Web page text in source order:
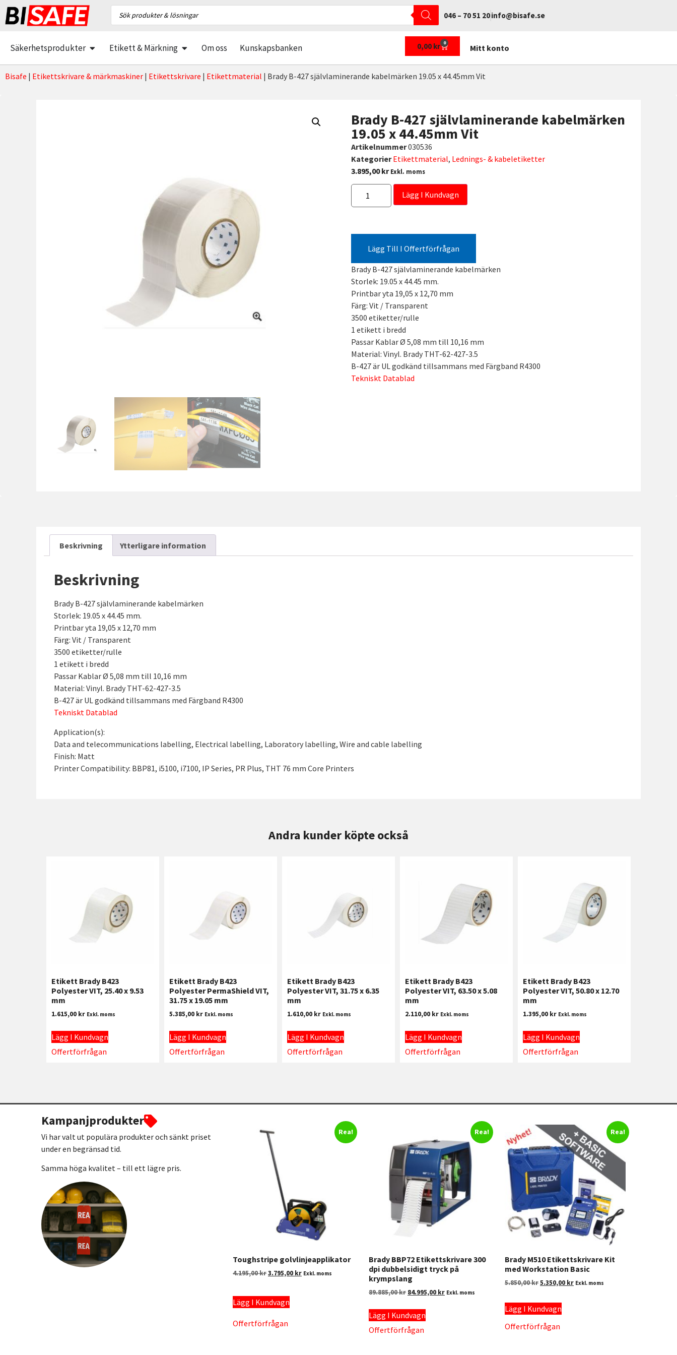
046 – 70 51 20info@bisafe.se
Säkerhetsprodukter Etikett & Märkning Om oss Kunskapsbanken 0,00 kr 0
Mitt konto
Bisafe | Etikettskrivare & märkmaskiner | Etikettskrivare | Etikettmaterial | Brady B-427 självlaminerande kabelmärken 19.05 x 44.45mm Vit
Brady B-427 självlaminerande kabelmärken
19.05 x 44.45mm Vit
Artikelnummer030536
Kategorier Etikettmaterial, Lednings- & kabeletiketter
3.895,00kr Exkl. moms
Lägg I Kundvagn
Lägg Till I Offertförfrågan
Brady B-427 självlaminerande kabelmärken
Storlek: 19.05 x 44.45 mm.
Printbar yta 19,05 x 12,70 mm
Färg: Vit / Transparent
3500 etiketter/rulle
1 etikett i bredd
Passar Kablar Ø 5,08 mm till 10,16 mm
Material: Vinyl. Brady THT-62-427-3.5
B-427 är UL godkänd tillsammans med Färgband R4300
Tekniskt Datablad
Beskrivning Ytterligare information
Beskrivning
Brady B-427 självlaminerande kabelmärken
Storlek: 19.05 x 44.45 mm.
Printbar yta 19,05 x 12,70 mm
Färg: Vit / Transparent
3500 etiketter/rulle
1 etikett i bredd
Passar Kablar Ø 5,08 mm till 10,16 mm
Material: Vinyl. Brady THT-62-427-3.5
B-427 är UL godkänd tillsammans med Färgband R4300
Tekniskt Datablad
Application(s):
Data and telecommunications labelling, Electrical labelling, Laboratory labelling, Wire and cable labelling
Finish: Matt
Printer Compatibility: BBP81, i5100, i7100, IP Series, PR Plus, THT 76 mm Core Printers
Andra kunder köpte också
Etikett Brady B423
Polyester VIT, 25.40 x 9.53
mm
1.615,00 kr Exkl. moms
Lägg I Kundvagn
Offertförfrågan
Etikett Brady B423
Polyester PermaShield VIT,
31.75 x 19.05 mm
5.385,00 kr Exkl. moms
Lägg I Kundvagn
Offertförfrågan
Etikett Brady B423
Polyester VIT, 31.75 x 6.35
mm
1.610,00 kr Exkl. moms
Lägg I Kundvagn
Offertförfrågan
Etikett Brady B423
Polyester VIT, 63.50 x 5.08
mm
2.110,00 kr Exkl. moms
Lägg I Kundvagn
Offertförfrågan
Etikett Brady B423
Polyester VIT, 50.80 x 12.70
mm
1.395,00 kr Exkl. moms
Lägg I Kundvagn
Offertförfrågan
Kampanjprodukter
Vi har valt ut populära produkter och sänkt priset
under en begränsad tid.
Samma höga kvalitet – till ett lägre pris.
Rea!
Toughstripe golvlinjeapplikator
4.195,00kr3.795,00 kr Exkl. moms
Lägg I Kundvagn
Offertförfrågan
Rea!
Brady BBP72 Etikettskrivare 300
dpi dubbelsidigt tryck på
krympslang
89.885,00kr 84.995,00 kr Exkl. moms
Lägg I Kundvagn
Offertförfrågan
Rea!
Brady M510 Etikettskrivare Kit
med Workstation Basic
5.850,00kr5.350,00 kr Exkl. moms
Lägg I Kundvagn
Offertförfrågan